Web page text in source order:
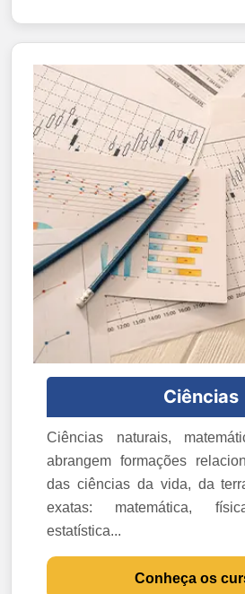
Ciências
Ciências naturais,
abrangem formações
das ciências da vida, da
exatas: matemática,
estatística...
Conheça os